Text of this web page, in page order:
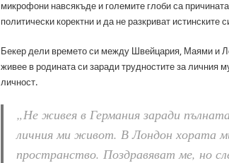
микрофони навсякъде и големите глоби са
политически коректни и да не разкриват истинските
Бекер дели времето си между Швейцария, Маями и
живее в родината си заради трудностите за личния
личност.
„Не живея в Германия заради
личния ми живот. В Лондон хората
пространство. Поздравяват ме, но